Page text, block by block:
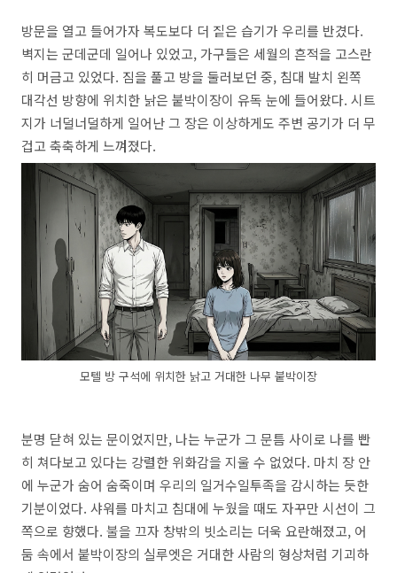
방문을 열고 들어가자 복도보다 더 짙은 습기가 우리를 반겼다.
벽지는 군데군데 일어나 있었고,가구들은 세월의 흔적을 고스란
히 머금고 있었다. 짐을 풀고 방을 둘러보던 중, 침대 발치 왼쪽
대각선 방향에 위치한 낡은 붙박이장이 유독 눈에 들어왔다. 시트
지가 너덜너덜하게 일어난 그 장은 이상하게도 주변 공기가 더 무
겁고 축축하게 느껴졌다.
모텔 방 구석에 위치한 낡고 거대한 나무 붙박이장
분명 닫혀 있는 문이었지만, 나는 누군가 그 문틈 사이로 나를 빤
히 쳐다보고 있다는 강렬한 위화감을 지울 수 없었다. 마치 장 안
에 누군가 숨어 숨죽이며 우리의 일거수일투족을 감시하는 듯한
기분이었다. 샤워를 마치고 침대에 누웠을 때도 자꾸만 시선이 그
쪽으로 향했다. 불을 끄자 창밖의 빗소리는 더욱 요란해졌고, 어
둠 속에서 붙박이장의 실루엣은 거대한 사람의 형상처럼 기괴하